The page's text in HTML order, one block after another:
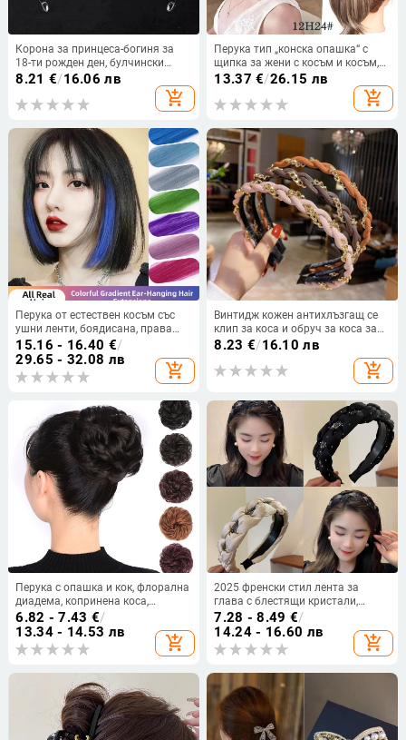
Корона за принцеса-богиня за
18-ти рожден ден, булчински
аксесоар за глава с бели
8.21 €/16.06 лв
add_shopping_cart
Перука тип „конска опашка“ с
щипка за жени с косъм и косъм,
22 см, 80 г, с леко накъдрени
13.37 €/26.15 лв
add_shopping_cart
Перука от естествен косъм със
ушни ленти, боядисана, права
коса, едно парче кичури
15.16 - 16.40 €/
29.65 - 32.08 лв
add_shopping_cart
Винтидж кожен антихлъзгащ се
клип за коса и обруч за коса за
жени, ръчна изработка, пролет
2025, корейски стил аксесоар за
коса
8.23 €/16.10 лв
add_shopping_cart
Перука с опашка и кок, флорална
диадема, копринена коса,
механичен процес, не
боядисваема
6.82 - 7.43 €/
13.34 - 14.53 лв
add_shopping_cart
2025 френски стил лента за
глава с блестящи кристали,
сатенена широка лента за коса,
елегантна висока корона
7.28 - 8.49 €/
14.24 - 16.60 лв
add_shopping_cart